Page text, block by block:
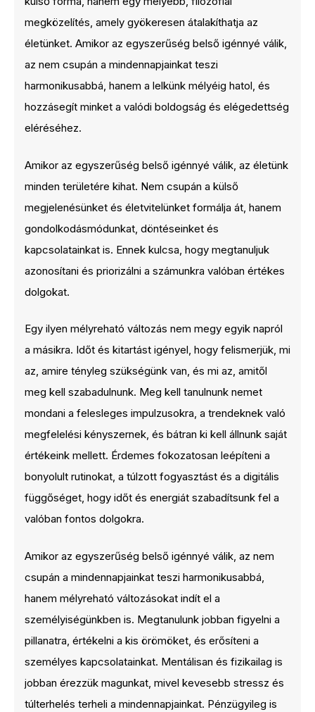
megközelítés, amely gyökeresen átalakíthatja az
életünket. Amikor az egyszerűség belső igénnyé válik,
az nem csupán a mindennapjainkat teszi
harmonikusabbá, hanem a lelkünk mélyéig hatol, és
hozzásegít minket a valódi boldogság és elégedettség
eléréséhez.
Amikor az egyszerűség belső igénnyé válik, az életünk
minden területére kihat. Nem csupán a külső
megjelenésünket és életvitelünket formálja át, hanem
gondolkodásmódunkat, döntéseinket és
kapcsolatainkat is. Ennek kulcsa, hogy megtanuljuk
azonosítani és priorizálni a számunkra valóban értékes
dolgokat.
Egy ilyen mélyreható változás nem megy egyik napról
a másikra. Időt és kitartást igényel, hogy felismerjük, mi
az, amire tényleg szükségünk van, és mi az, amitől
meg kell szabadulnunk. Meg kell tanulnunk nemet
mondani a felesleges impulzusokra, a trendeknek való
megfelelési kényszernek, és bátran ki kell állnunk saját
értékeink mellett. Érdemes fokozatosan leépíteni a
bonyolult rutinokat, a túlzott fogyasztást és a digitális
függőséget, hogy időt és energiát szabadítsunk fel a
valóban fontos dolgokra.
Amikor az egyszerűség belső igénnyé válik, az nem
csupán a mindennapjainkat teszi harmonikusabbá,
hanem mélyreható változásokat indít el a
személyiségünkben is. Megtanulunk jobban figyelni a
pillanatra, értékelni a kis örömöket, és erősíteni a
személyes kapcsolatainkat. Mentálisan és fizikailag is
jobban érezzük magunkat, mivel kevesebb stressz és
túlterhelés terheli a mindennapjainkat. Pénzügyileg is